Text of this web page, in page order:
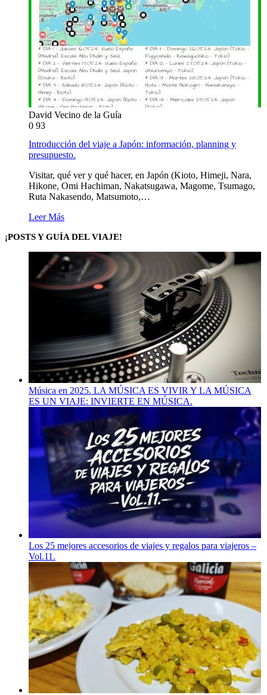
David Vecino de la Guía
0 93
Introducción del viaje a Japón: información, planning y
presupuesto.
Visitar, qué ver y qué hacer, en Japón (Kioto, Himeji, Nara,
Hikone, Omi Hachiman, Nakatsugawa, Magome, Tsumago,
Ruta Nakasendo, Matsumoto,…
Leer Más
¡POSTS Y GUÍA DEL VIAJE!
Música en 2025. LA MÚSICA ES VIVIR Y LA MÚSICA
ES UN VIAJE: INVIERTE EN MÚSICA.
Los 25 mejores accesorios de viajes y regalos para viajeros –
Vol.11.